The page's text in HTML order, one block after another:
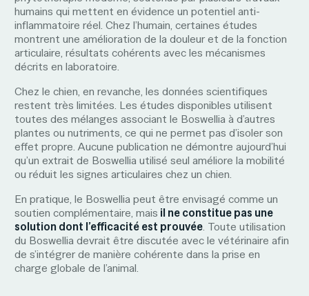
humains qui mettent en évidence un potentiel anti-
inflammatoire réel. Chez l’humain, certaines études
montrent une amélioration de la douleur et de la fonction
articulaire, résultats cohérents avec les mécanismes
décrits en laboratoire.
Chez le chien, en revanche, les données scientifiques
restent très limitées. Les études disponibles utilisent
toutes des mélanges associant le Boswellia à d’autres
plantes ou nutriments, ce qui ne permet pas d’isoler son
effet propre. Aucune publication ne démontre aujourd’hui
qu’un extrait de Boswellia utilisé seul améliore la mobilité
ou réduit les signes articulaires chez un chien.
En pratique, le Boswellia peut être envisagé comme un
soutien complémentaire, mais il ne constitue pas une
solution dont l’efficacité est prouvée. Toute utilisation
du Boswellia devrait être discutée avec le vétérinaire afin
de s’intégrer de manière cohérente dans la prise en
charge globale de l’animal.